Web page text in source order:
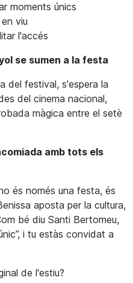
moments únics
viu
l'accés
se sumen a la festa
del festival, s'espera la
del cinema nacional,
màgica entre el setè
amb tots els
és només una festa, és
aposta per la cultura,
bé diu Santi Bertomeu,
i tu estàs convidat a
de l'estiu?